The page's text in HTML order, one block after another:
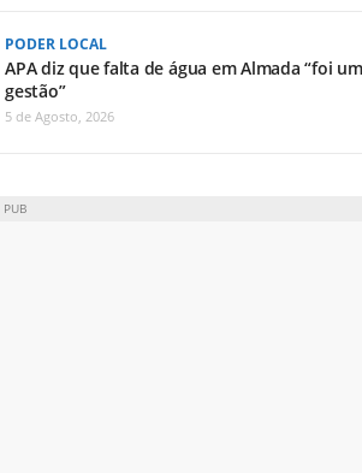
PODER LOCAL
APA diz que falta de água em Almada “foi
gestão”
5 de Agosto, 2026
PUB